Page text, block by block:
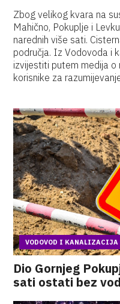
Zbog velikog kvara na
Mahično, Pokuplje i
narednih više sati.
područja. Iz Vodovoda i
izvijestiti putem medija o
korisnike za
VODOVOD I KANALIZACIJA
Dio Gornjeg
sati ostati bez